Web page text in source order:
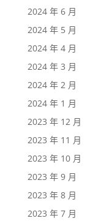
2024 年 6 月
2024 年 5 月
2024 年 4 月
2024 年 3 月
2024 年 2 月
2024 年 1 月
2023 年 12 月
2023 年 11 月
2023 年 10 月
2023 年 9 月
2023 年 8 月
2023 年 7 月